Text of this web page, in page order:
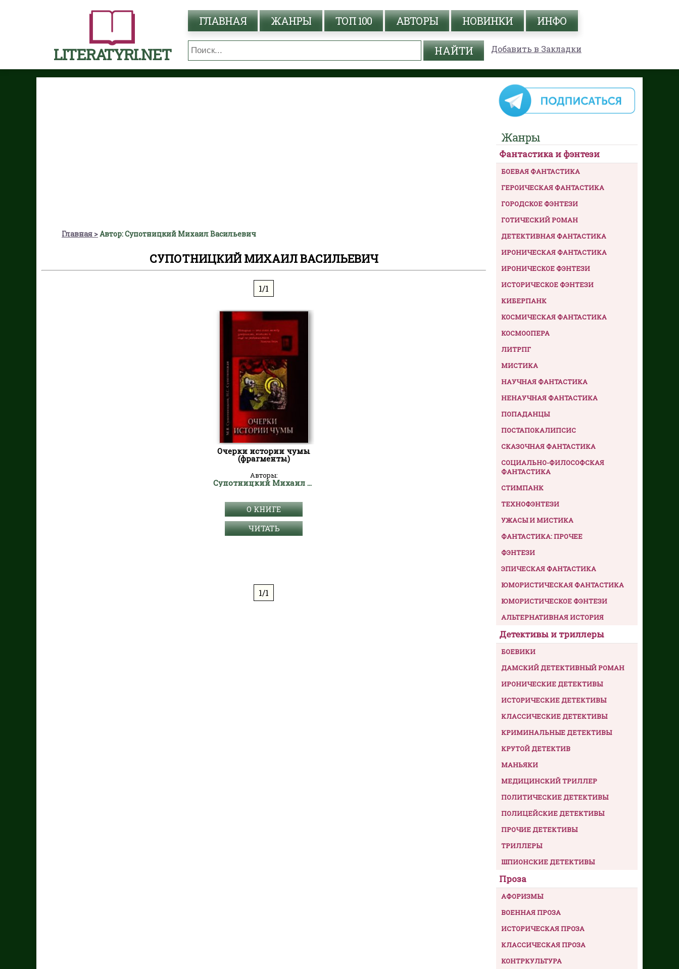
LITERATYRI.NET
ГЛАВНАЯ ЖАНРЫ ТОП 100 АВТОРЫ НОВИНКИ ИНФО
Добавить в Закладки
Главная Автор: Супотницкий Михаил Васильевич
СУПОТНИЦКИЙ МИХАИЛ ВАСИЛЬЕВИЧ
1/1
Очерки истории чумы
(фрагменты)
Авторы:
Супотницкий Михаил Васильевич
О КНИГЕ
ЧИТАТЬ
1/1
Жанры
Фантастика и фэнтези
БОЕВАЯ ФАНТАСТИКА
ГЕРОИЧЕСКАЯ ФАНТАСТИКА
ГОРОДСКОЕ ФЭНТЕЗИ
ГОТИЧЕСКИЙ РОМАН
ДЕТЕКТИВНАЯ ФАНТАСТИКА
ИРОНИЧЕСКАЯ ФАНТАСТИКА
ИРОНИЧЕСКОЕ ФЭНТЕЗИ
ИСТОРИЧЕСКОЕ ФЭНТЕЗИ
КИБЕРПАНК
КОСМИЧЕСКАЯ ФАНТАСТИКА
КОСМООПЕРА
ЛИТРПГ
МИСТИКА
НАУЧНАЯ ФАНТАСТИКА
НЕНАУЧНАЯ ФАНТАСТИКА
ПОПАДАНЦЫ
ПОСТАПОКАЛИПСИС
СКАЗОЧНАЯ ФАНТАСТИКА
СОЦИАЛЬНО-ФИЛОСОФСКАЯ
ФАНТАСТИКА
СТИМПАНК
ТЕХНОФЭНТЕЗИ
УЖАСЫ И МИСТИКА
ФАНТАСТИКА: ПРОЧЕЕ
ФЭНТЕЗИ
ЭПИЧЕСКАЯ ФАНТАСТИКА
ЮМОРИСТИЧЕСКАЯ ФАНТАСТИКА
ЮМОРИСТИЧЕСКОЕ ФЭНТЕЗИ
АЛЬТЕРНАТИВНАЯ ИСТОРИЯ
Детективы и триллеры
БОЕВИКИ
ДАМСКИЙ ДЕТЕКТИВНЫЙ РОМАН
ИРОНИЧЕСКИЕ ДЕТЕКТИВЫ
ИСТОРИЧЕСКИЕ ДЕТЕКТИВЫ
КЛАССИЧЕСКИЕ ДЕТЕКТИВЫ
КРИМИНАЛЬНЫЕ ДЕТЕКТИВЫ
КРУТОЙ ДЕТЕКТИВ
МАНЬЯКИ
МЕДИЦИНСКИЙ ТРИЛЛЕР
ПОЛИТИЧЕСКИЕ ДЕТЕКТИВЫ
ПОЛИЦЕЙСКИЕ ДЕТЕКТИВЫ
ПРОЧИЕ ДЕТЕКТИВЫ
ТРИЛЛЕРЫ
ШПИОНСКИЕ ДЕТЕКТИВЫ
Проза
АФОРИЗМЫ
ВОЕННАЯ ПРОЗА
ИСТОРИЧЕСКАЯ ПРОЗА
КЛАССИЧЕСКАЯ ПРОЗА
КОНТРКУЛЬТУРА